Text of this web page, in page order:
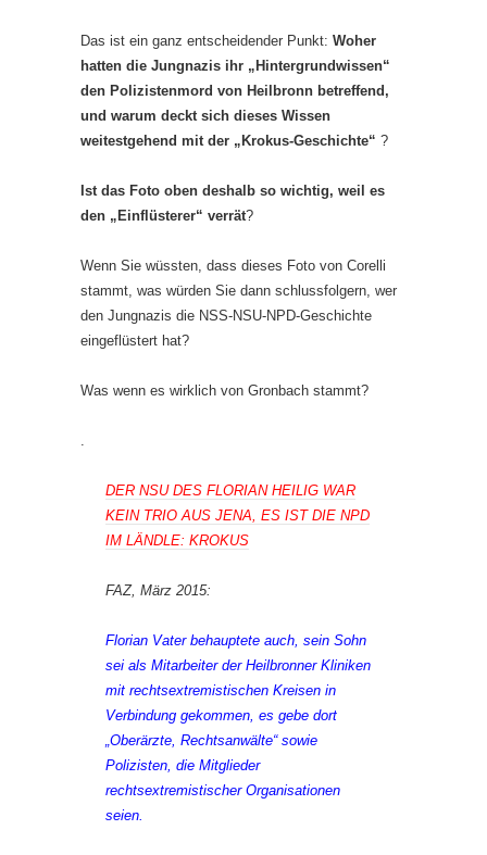
Das ist ein ganz entscheidender Punkt: Woher
hatten die Jungnazis ihr „Hintergrundwissen“
den Polizistenmord von Heilbronn betreffend,
und warum deckt sich dieses Wissen
weitestgehend mit der „Krokus-Geschichte“ ?
Ist das Foto oben deshalb so wichtig, weil es
den „Einflüsterer“ verrät?
Wenn Sie wüssten, dass dieses Foto von Corelli
stammt, was würden Sie dann schlussfolgern, wer
den Jungnazis die NSS-NSU-NPD-Geschichte
eingeflüstert hat?
Was wenn es wirklich von Gronbach stammt?
DER NSU DES FLORIAN HEILIG WAR
KEIN TRIO AUS JENA, ES IST DIE NPD
IM LÄNDLE: KROKUS
FAZ, März 2015:
Florian Vater behauptete auch, sein Sohn
sei als Mitarbeiter der Heilbronner Kliniken
mit rechtsextremistischen Kreisen in
Verbindung gekommen, es gebe dort
„Oberärzte, Rechtsanwälte“ sowie
Polizisten, die Mitglieder
rechtsextremistischer Organisationen
seien.